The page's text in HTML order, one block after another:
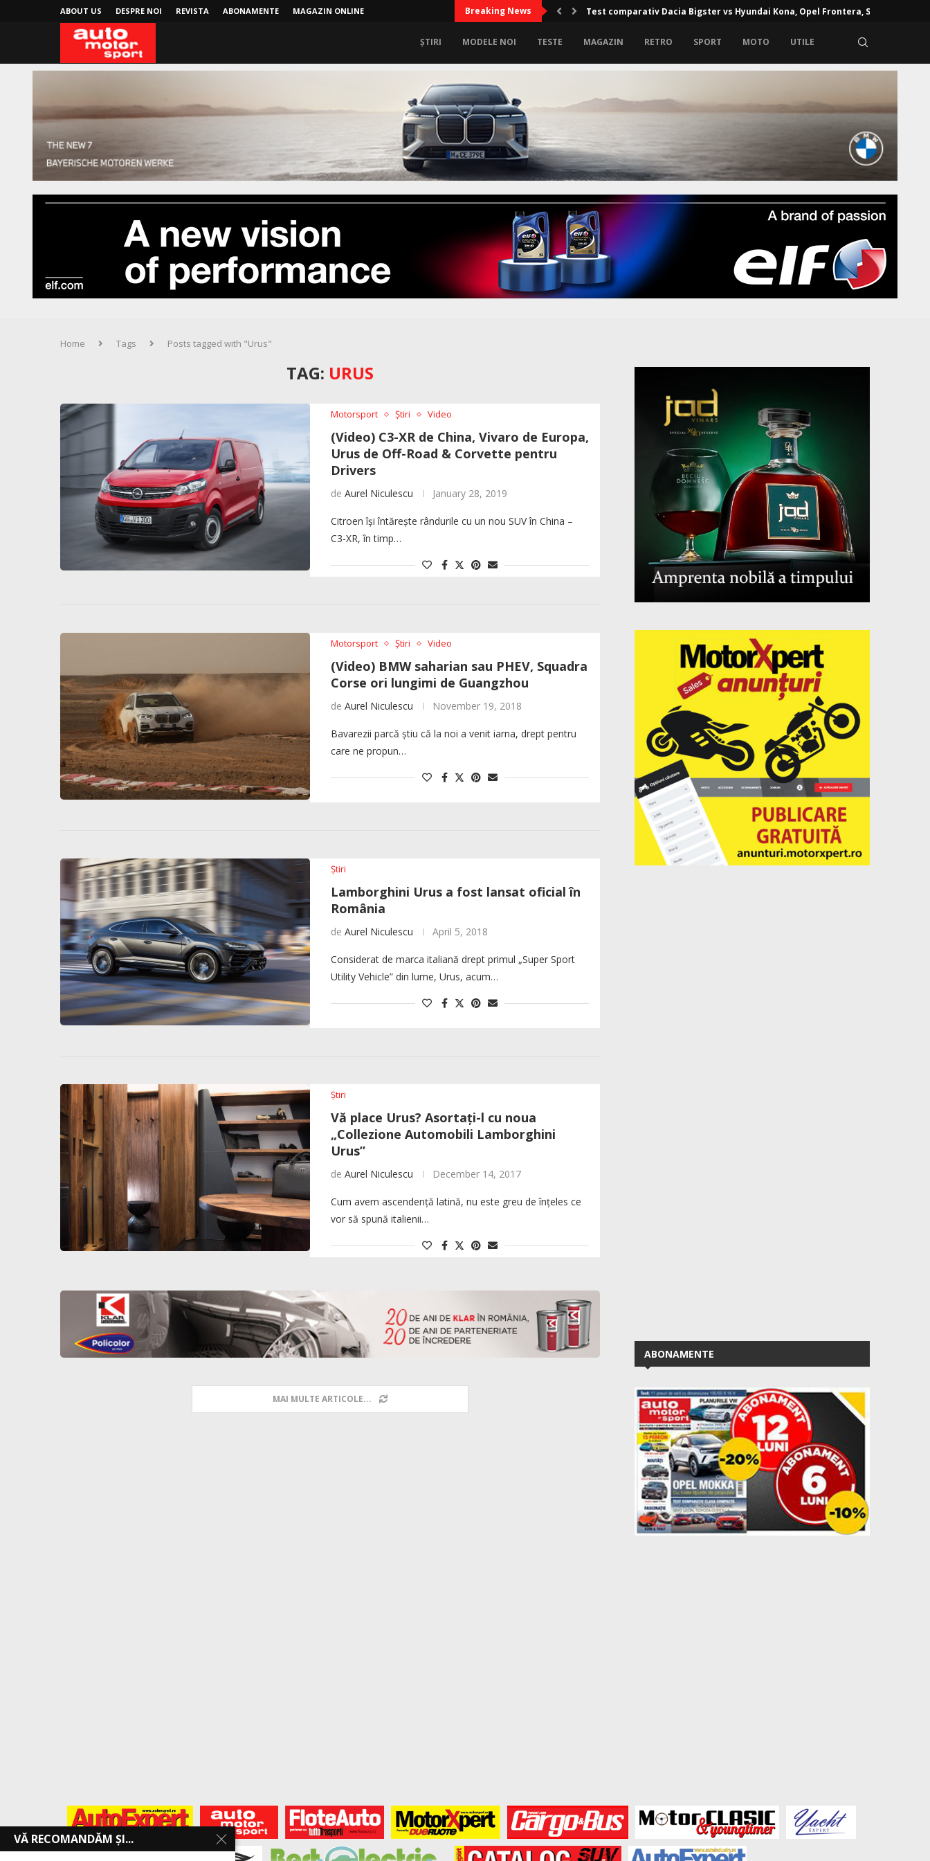
ABOUT US DESPRE NOI REVISTA ABONAMENTE MAGAZIN ONLINE Breaking News Test comparativ Dacia Bigster vs Hyundai Kona, Opel Frontera, Skoda...
ȘTIRI MODELE NOI TESTE MAGAZIN RETRO SPORT MOTO UTILE
Home Tags Posts tagged with "Urus"
TAG: URUS
Motorsport Știri Video
(Video) C3-XR de China, Vivaro de Europa,
Urus de Off-Road & Corvette pentru
Drivers
de Aurel Niculescu January 28, 2019
Citroen își întărește rândurile cu un nou SUV în China –
C3-XR, în timp…
Motorsport Știri Video
(Video) BMW saharian sau PHEV, Squadra
Corse ori lungimi de Guangzhou
de Aurel Niculescu November 19, 2018
Bavarezii parcă știu că la noi a venit iarna, drept pentru
care ne propun…
Știri
Lamborghini Urus a fost lansat oficial în
România
de Aurel Niculescu April 5, 2018
Considerat de marca italiană drept primul „Super Sport
Utility Vehicle” din lume, Urus, acum…
Știri
Vă place Urus? Asortați-l cu noua
„Collezione Automobili Lamborghini
Urus”
de Aurel Niculescu December 14, 2017
Cum avem ascendență latină, nu este greu de înțeles ce
vor să spună italienii…
MAI MULTE ARTICOLE...
ABONAMENTE
VĂ RECOMANDĂM ȘI...